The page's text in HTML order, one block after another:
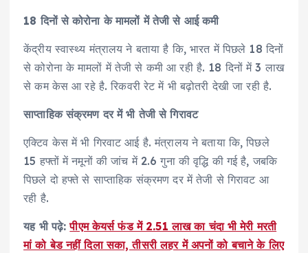
18 दिनों से कोरोना के मामलों में तेजी से आई कमी
केंद्रीय स्वास्थ्य मंत्रालय ने बताया है कि, भारत में पिछले 18 दिनों
से कोरोना के मामलों में तेजी से कमी आ रही है. 18 दिनों में 3 लाख
से कम केस आ रहे है. रिकवरी रेट में भी बढ़ोतरी देखी जा रही है.
साप्ताहिक संक्रमण दर में भी तेजी से गिरावट
एक्टिव केस में भी गिरवाट आई है. मंत्रालय ने बताया कि, पिछले
15 हफ्तों में नमूनों की जांच में 2.6 गुना की वृद्धि की गई है, जबकि
पिछले दो हफ्ते से साप्ताहिक संक्रमण दर में तेजी से गिरावट आ
रही है.
यह भी पढ़े:पीएम केयर्स फंड में 2.51 लाख का चंदा भी मेरी मरती
मां को बेड नहीं दिला सका, तीसरी लहर में अपनों को बचाने के लिए